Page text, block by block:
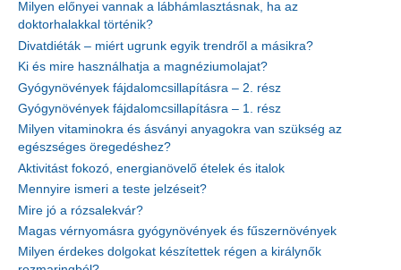
Milyen előnyei vannak a lábhámlasztásnak, ha az
doktorhalakkal történik?
Divatdiéták – miért ugrunk egyik trendről a másikra?
Ki és mire használhatja a magnéziumolajat?
Gyógynövények fájdalomcsillapításra – 2. rész
Gyógynövények fájdalomcsillapításra – 1. rész
Milyen vitaminokra és ásványi anyagokra van szükség az
egészséges öregedéshez?
Aktivitást fokozó, energianövelő ételek és italok
Mennyire ismeri a teste jelzéseit?
Mire jó a rózsalekvár?
Magas vérnyomásra gyógynövények és fűszernövények
Milyen érdekes dolgokat készítettek régen a királynők